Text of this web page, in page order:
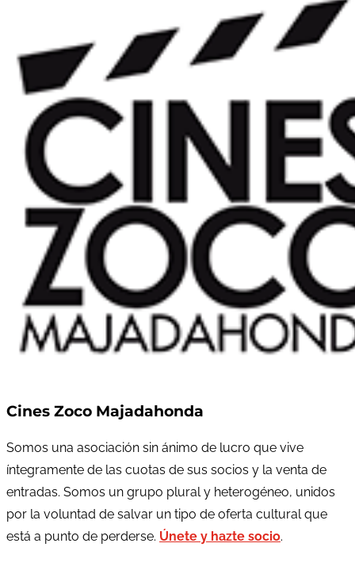
Cines Zoco Majadahonda
Somos una asociación sin ánimo de lucro que vive
íntegramente de las cuotas de sus socios y la venta de
entradas. Somos un grupo plural y heterogéneo, unidos
por la voluntad de salvar un tipo de oferta cultural que
está a punto de perderse. Únete y hazte socio.